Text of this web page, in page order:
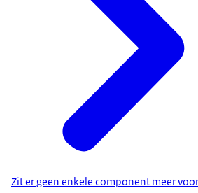
Zit er geen enkele component meer